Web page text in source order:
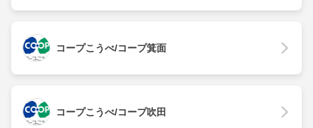
コープこうべ/コープ箕面
コープこうべ/コープ吹田